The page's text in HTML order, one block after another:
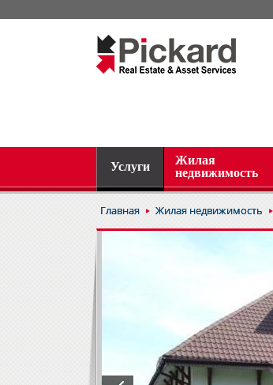
Услуги
Жилая
недвижимость
Главная Жилая недвижимость